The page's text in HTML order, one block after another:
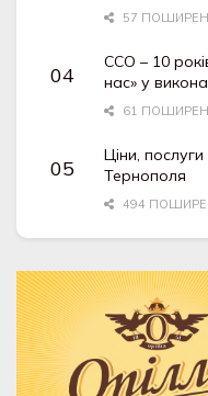
57
ССО – 10
нас» у
61
Ціни,
Тернополя
494